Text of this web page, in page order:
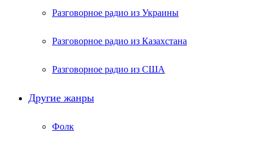
Разговорное радио из Украины
Разговорное радио из Казахстана
Разговорное радио из США
Другие жанры
Фолк